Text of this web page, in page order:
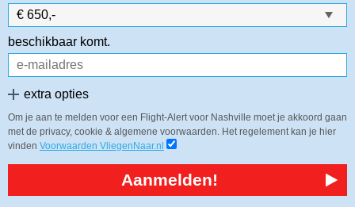
beschikbaar komt.
extra opties
Om je aan te melden voor een Flight-Alert voor Nashville moet je akkoord gaan
met de privacy, cookie & algemene voorwaarden. Het regelement kan je hier
vinden Voorwaarden VliegenNaar.nl
Aanmelden!